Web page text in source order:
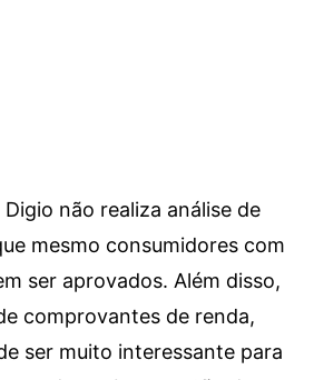
não realiza análise de
mesmo consumidores com
ser aprovados. Além disso,
comprovantes de renda,
ser muito interessante para